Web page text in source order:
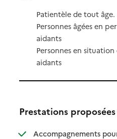
Patientèle de tout âge.
Personnes âgées en
aidants
Personnes en
aidants
Prestations proposées
Accompagnements